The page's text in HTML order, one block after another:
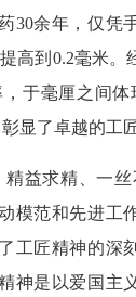
30余年，仅凭
高到0.2毫米
，于毫厘之间
显了卓越的工
精益求精、一
模范和先进工
工匠精神的深
神是以爱国主